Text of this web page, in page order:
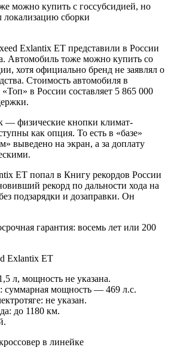
можно купить с госсубсидией, но
локализацию сборки
Exlantix ET представили в России
Автомобиль тоже можно купить со
хотя официально бренд не заявлял о
Стоимость автомобиля в
в России составляет 5 865 000
— физические кнопки климат-
как опция. То есть в «базе»
выведено на экран, а за доплату
ET попал в Книгу рекордов России
рекорд по дальности хода на
подзарядки и дозаправки. Он
гарантия: восемь лет или 200
Exlantix ET
л, мощность не указана.
суммарная мощность — 469 л.с.
не указан.
до 1180 км.
в линейке